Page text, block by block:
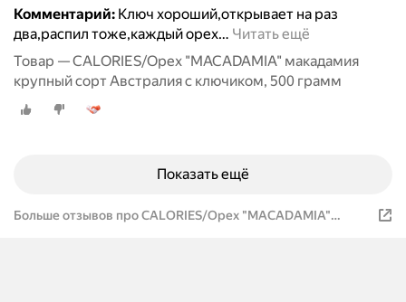
Комментарий: Ключ хороший,открывает на раз
два,распил тоже,каждый орех… Читать ещё
Товар — CALORIES/Орех "MACADAMIA" макадамия
крупный сорт Австралия с ключиком, 500 грамм
Показать ещё
Больше отзывов про CALORIES/Орех "MACADAMIA"